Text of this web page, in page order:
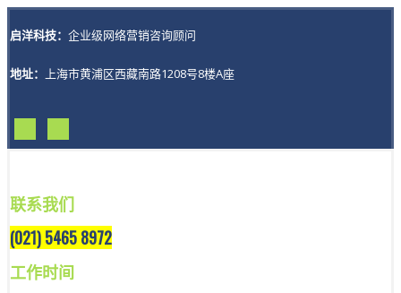
启洋科技： 企业级网络营销咨询顾问
地址： 上海市黄浦区西藏南路1208号8楼A座
联系我们
(021) 5465 8972
工作时间